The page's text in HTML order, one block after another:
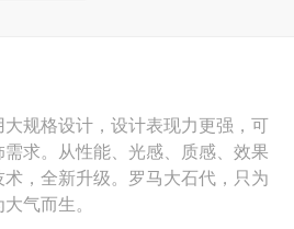
规格设计，设计表现力更强，可
求。从性能、光感、质感、效果
术，全新升级。罗马大石代，只为
气而生。